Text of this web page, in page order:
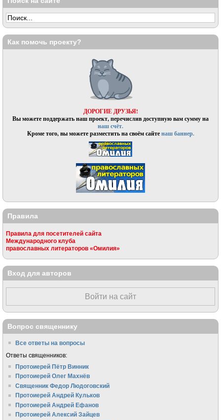
Как помочь проекту?
ДОРОГИЕ ДРУЗЬЯ!
Вы можете поддержать наш проект, перечислив доступную вам сумму на
наш счёт.
Кроме того, вы можете разместить на своём сайтенаш баннер.
Правила
Правила для посетителей сайта
Международного клуба
православных литераторов «Омилия»
Вход для авторов
Войти на сайт
Вопрос священнику
Все ответы на вопросы
Ответы священников:
Протоиерей Пётр Винник
Протоиерей Олег Махнёв
Священник Федор Людоговский
Протоиерей Андрей Кульков
Протоиерей Андрей Ефанов
Протоиерей Алексий Зайцев